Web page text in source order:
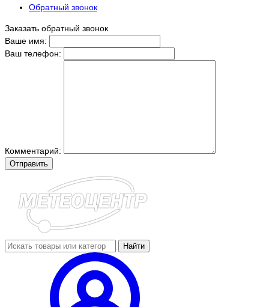
Обратный звонок
Заказать обратный звонок
Ваше имя:
Ваш телефон:
Комментарий:
Отправить
Найти